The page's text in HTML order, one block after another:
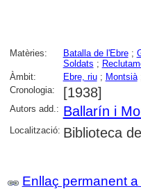
Matèries: Batalla de l'Ebre;
Soldats ;
Àmbit:
Ebre, riu; Montsià
Cronologia:
[1938]
Autors add.: Ballarín i
Localització: Biblioteca
Enllaç permanent